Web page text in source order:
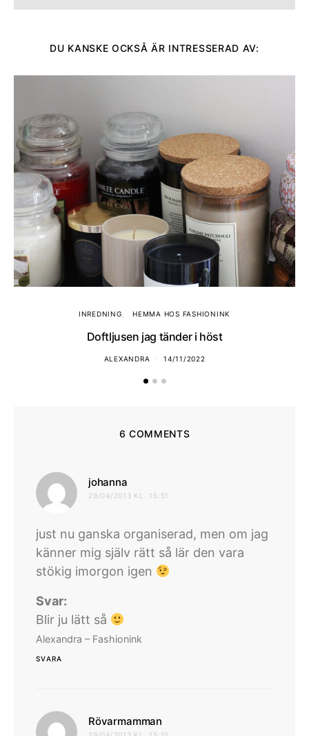
DU KANSKE OCKSÅ ÄR INTRESSERAD AV:
INREDNING HEMMA HOS FASHIONINK
Doftljusen jag tänder i höst
ALEXANDRA 14/11/2022
6 COMMENTS
johanna
29/04/2013 KL. 15:51
just nu ganska organiserad, men om jag
känner mig själv rätt så lär den vara
stökig imorgon igen
Svar:
Blir ju lätt så
Alexandra – Fashionink
SVARA
Rövarmamman